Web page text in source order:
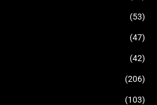
(53)
(47)
(42)
(206)
(103)